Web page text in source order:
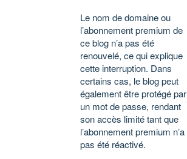
Le nom de domaine ou
l’abonnement premium de
ce blog n’a pas été
renouvelé, ce qui explique
cette interruption. Dans
certains cas, le blog peut
également être protégé par
un mot de passe, rendant
son accès limité tant que
l’abonnement premium n’a
pas été réactivé.